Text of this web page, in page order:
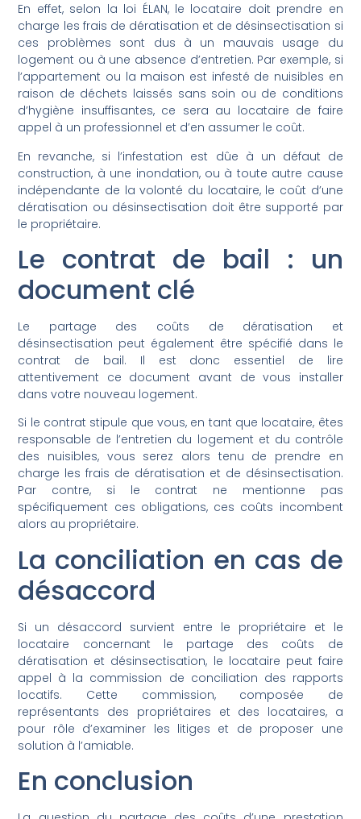
En effet, selon la loi ÉLAN, le locataire doit prendre en
charge les frais de dératisation et de désinsectisation si
ces problèmes sont dus à un mauvais usage du
logement ou à une absence d’entretien. Par exemple, si
l’appartement ou la maison est infesté de nuisibles en
raison de déchets laissés sans soin ou de conditions
d’hygiène insuffisantes, ce sera au locataire de faire
appel à un professionnel et d’en assumer le coût.
En revanche, si l’infestation est dûe à un défaut de
construction, à une inondation, ou à toute autre cause
indépendante de la volonté du locataire, le coût d’une
dératisation ou désinsectisation doit être supporté par
le propriétaire.
Le contrat de bail : un
document clé
Le partage des coûts de dératisation et
désinsectisation peut également être spécifié dans le
contrat de bail. Il est donc essentiel de lire
attentivement ce document avant de vous installer
dans votre nouveau logement.
Si le contrat stipule que vous, en tant que locataire, êtes
responsable de l’entretien du logement et du contrôle
des nuisibles, vous serez alors tenu de prendre en
charge les frais de dératisation et de désinsectisation.
Par contre, si le contrat ne mentionne pas
spécifiquement ces obligations, ces coûts incombent
alors au propriétaire.
La conciliation en cas de
désaccord
Si un désaccord survient entre le propriétaire et le
locataire concernant le partage des coûts de
dératisation et désinsectisation, le locataire peut faire
appel à la commission de conciliation des rapports
locatifs. Cette commission, composée de
représentants des propriétaires et des locataires, a
pour rôle d’examiner les litiges et de proposer une
solution à l’amiable.
En conclusion